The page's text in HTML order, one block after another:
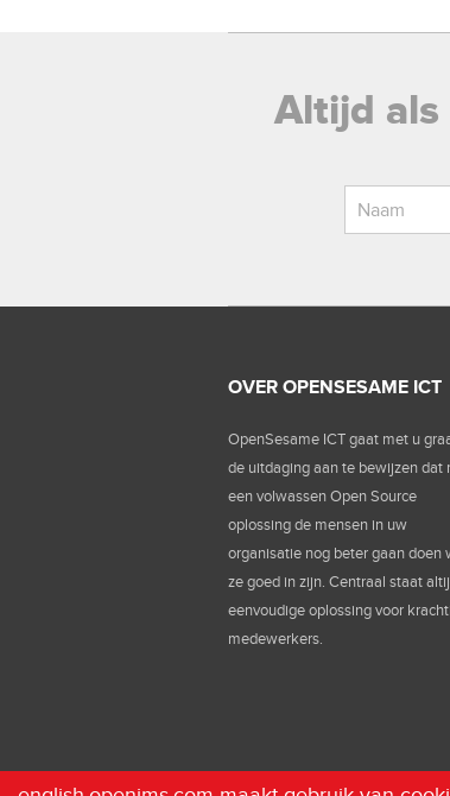
Altijd als
OVER OPENSESAME ICT
OpenSesame ICT gaat met u
de uitdaging aan te bewijzen dat
een volwassen Open Source
oplossing de mensen in uw
organisatie nog beter gaan doen
ze goed in zijn. Centraal staat
eenvoudige oplossing voor
medewerkers.